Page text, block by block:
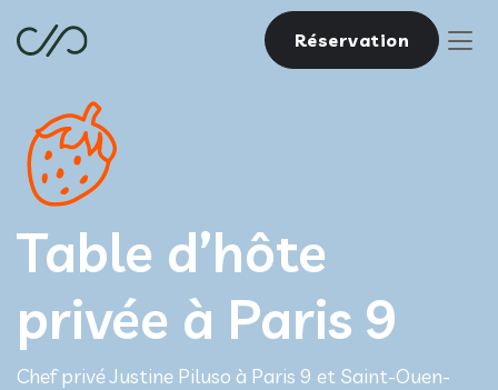
Réservation
Table d’hôte
privée à Paris 9
Chef privé Justine Piluso à Paris 9 et Saint-Ouen-